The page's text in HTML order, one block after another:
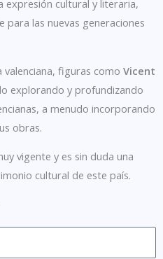
expresión cultural y literaria,
las nuevas generaciones
figuras como Vicent
explorando y profundizando
a menudo incorporando
obras.
vigente y es sin duda una
cultural de este país.